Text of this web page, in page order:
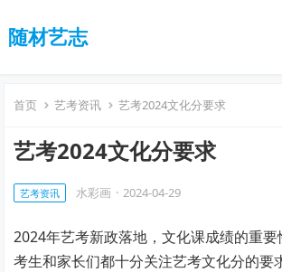
随材艺志
首页 艺考资讯 艺考2024文化分要求
艺考2024文化分要求
艺考资讯 水彩画 · 2024-04-29
2024年艺考新政落地，文化课成绩的重要
考生和家长们都十分关注艺考文化分的要